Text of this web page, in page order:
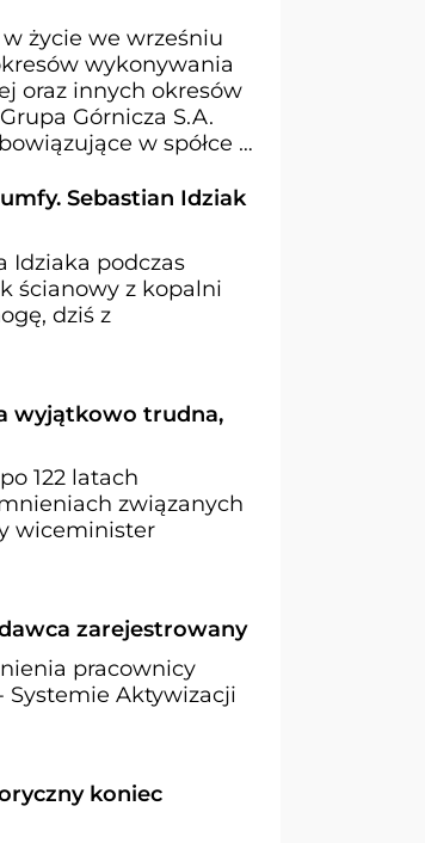
życie we wrześniu
wykonywania
oraz innych okresów
Górnicza S.A.
w spółce -
Sebastian Idziak
Idziaka podczas
ścianowy z kopalni
dziś z
wyjątkowo trudna,
122 latach
związanych
wiceminister
zarejestrowany
pracownicy
Aktywizacji
koniec